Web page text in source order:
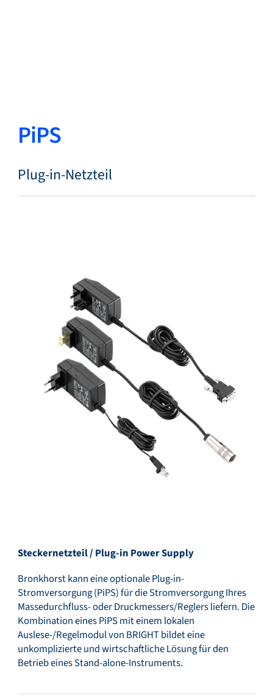
Produkte
Service & Support
Flow Academy
PiPS
Plug-in-Netzteil
Steckernetzteil / Plug-in Power Supply
Bronkhorst kann eine optionale Plug-in-
Stromversorgung (PiPS) für die Stromversorgung Ihres
Massedurchfluss- oder Druckmessers/Reglers liefern. Die
Kombination eines PiPS mit einem lokalen
Auslese-/Regelmodul von BRIGHT bildet eine
unkomplizierte und wirtschaftliche Lösung für den
Betrieb eines Stand-alone-Instruments.